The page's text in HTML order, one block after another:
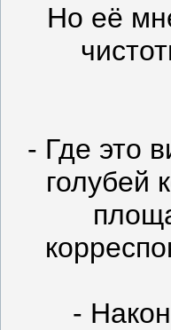
Но её
- Где это
голубей
-